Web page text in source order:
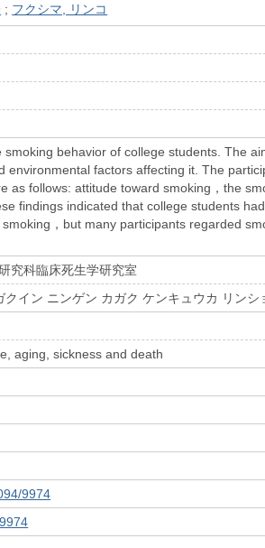
; フクシマ, リンコ
behavior of college students. The
environmental factors affecting it. The
as follows: attitude toward smoking，the
findings indicated that college students
，but many participants regarded
究科臨床死生学研究室
クイン ニンゲン カガク ケンキュウカ リン
aging, sickness and death
9974